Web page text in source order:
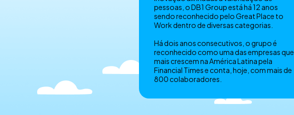
pessoas, o DB1 Group está há 12 anos
sendo reconhecido pelo Great Place to
Work dentro de diversas categorias.
Há dois anos consecutivos, o grupo é
reconhecido como uma das empresas que
mais crescem na América Latina pela
Financial Times e conta, hoje, com mais de
800 colaboradores.